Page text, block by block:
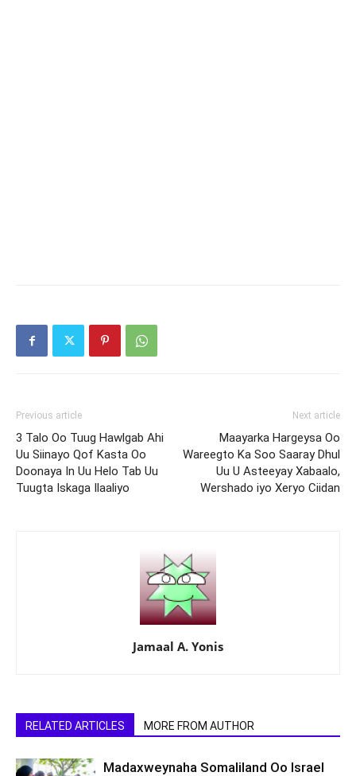
Previous article
3 Talo Oo Tuug Hawlgab Ahi
Uu Siinayo Qof Kasta Oo
Doonaya In Uu Helo Tab Uu
Tuugta Iskaga Ilaaliyo
Next article
Maayarka Hargeysa Oo
Wareegto Ka Soo Saaray Dhul
Uu U Asteeyay Xabaalo,
Wershado iyo Xeryo Ciidan
Jamaal A. Yonis
RELATED ARTICLES MORE FROM AUTHOR
Madaxweynaha Somaliland Oo Israel